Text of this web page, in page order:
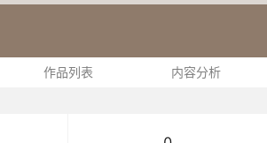
作品列表 内容分析